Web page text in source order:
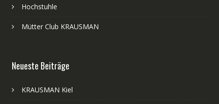
Hochstuhle
Mütter Club KRAUSMAN
Neueste Beiträge
KRAUSMAN Kiel